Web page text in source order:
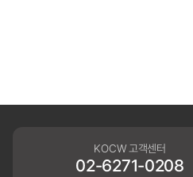
KOCW 고객센터
02-6271-0208